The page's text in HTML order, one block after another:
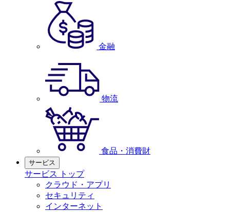
金融
物流
食品・消費財
サービス
サービス トップ
クラウド・アプリ
セキュリティ
インターネット